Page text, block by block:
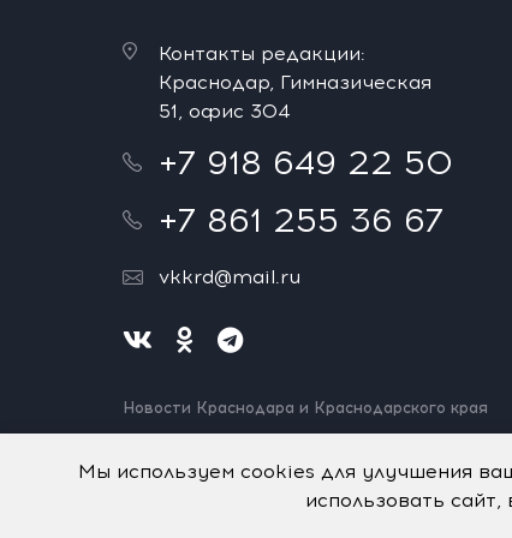
Контакты редакции:
Краснодар, Гимназическая
51, офис 304
+7 918 649 22 50
+7 861 255 36 67
vkkrd@mail.ru
Новости Краснодара и Краснодарского края
Нашли ошибку? Выделите и нажмите Ctrl+Enter.
Мы используем cookies для улучшения
использовать